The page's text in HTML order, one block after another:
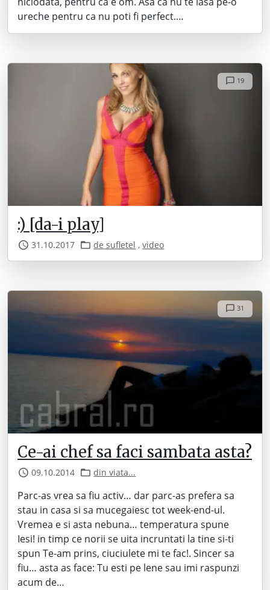
ureche pentru ca nu poti fi perfect.…
19
:) [da-i play]
31.10.2017 de sufletel ,video
31
Ce-ai chef sa faci sambata asta?
09.10.2014 din viata...
Parc-as vrea sa fiu activ… dar parc-as prefera sa
stau in casa si sa mucegaiesc tot week-end-ul.
Vremea e si asta nebuna… temperatura spune
Iesi! in timp ce norii se uita incruntati la tine si-ti
spun Te-am prins, ciuciulete mi te fac!. Sincer sa
fiu… asta as face: Tu esti pe lene sau imi raspunzi
acum de…